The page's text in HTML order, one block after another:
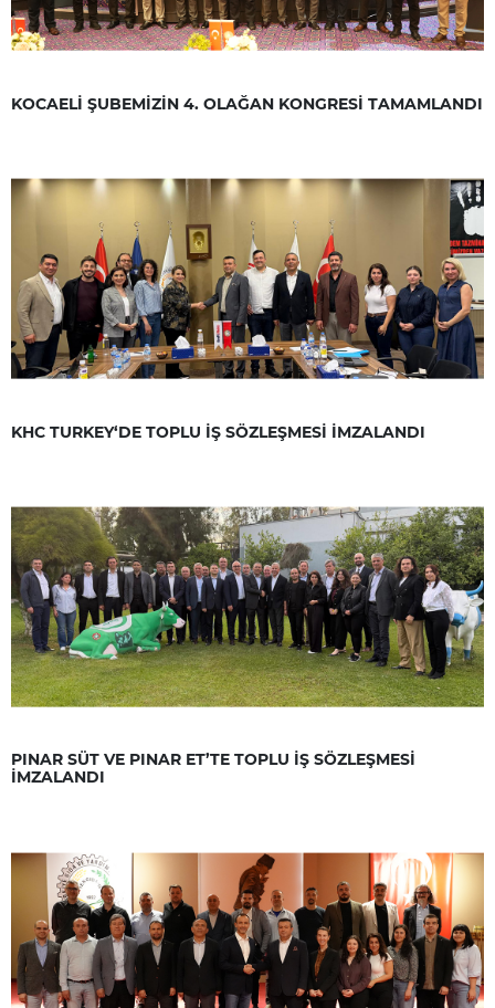
KOCAELİ ŞUBEMİZİN 4. OLAĞAN KONGRESİ TAMAMLANDI
KHC TURKEY‘DE TOPLU İŞ SÖZLEŞMESİ İMZALANDI
PINAR SÜT VE PINAR ET’TE TOPLU İŞ SÖZLEŞMESİ
İMZALANDI